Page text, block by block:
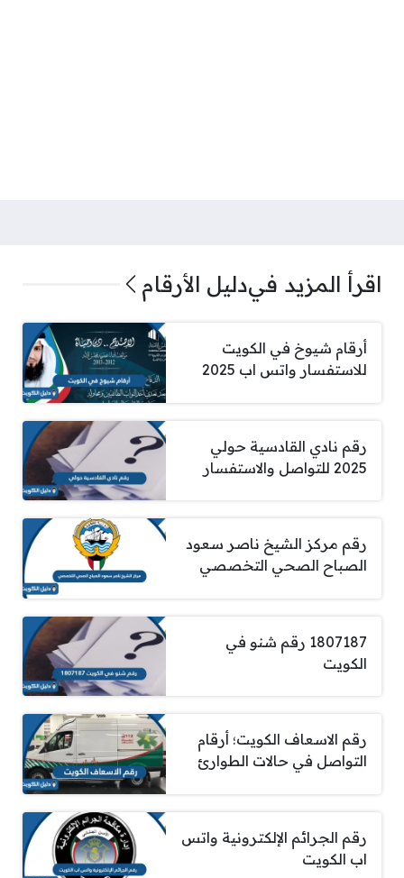
اقرأ المزيد فيدليل الأرقام
أرقام شيوخ في الكويت
للاستفسار واتس اب 2025
رقم نادي القادسية حولي
2025 للتواصل والاستفسار
رقم مركز الشيخ ناصر سعود
الصباح الصحي التخصصي
1807187 رقم شنو في
الكويت
رقم الاسعاف الكويت؛ أرقام
التواصل في حالات الطوارئ
رقم الجرائم الإلكترونية واتس
اب الكويت